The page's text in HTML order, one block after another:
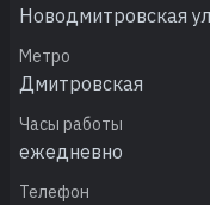
Новодмитровская
Метро
Дмитровская
Часы работы
ежедневно
Телефон